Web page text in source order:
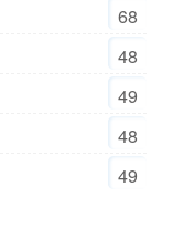
68
48
49
48
49